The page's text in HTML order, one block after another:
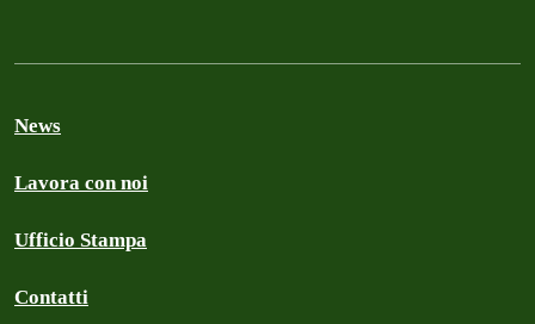
News
Lavora con noi
Ufficio Stampa
Contatti